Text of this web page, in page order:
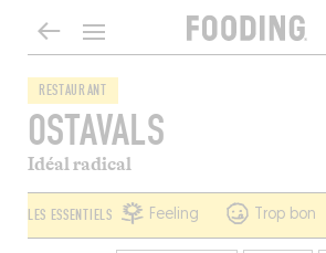
RESTAURANT
OSTAVALS
Idéal radical
LES ESSENTIELS Feeling Trop bon